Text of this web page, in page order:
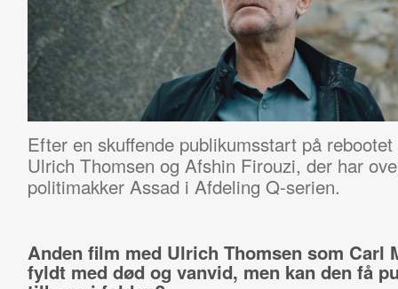
Efter en skuffende publikumsstart på
Ulrich Thomsen og Afshin Firouzi, der har
politimakker Assad i Afdeling Q-serien.
Anden film med Ulrich Thomsen som Carl
fyldt med død og vanvid, men kan den få